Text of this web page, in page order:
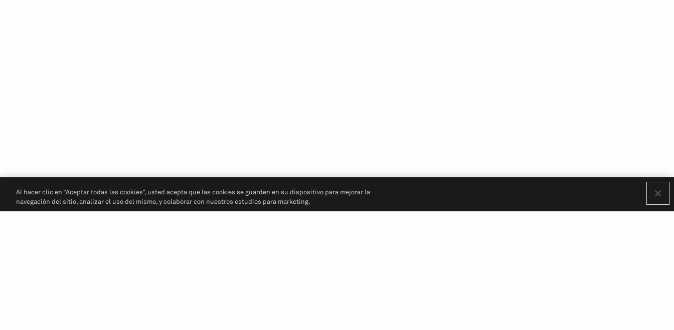
Al hacer clic en “Aceptar todas las cookies”, usted acepta que las cookies se guarden en su dispositivo para mejorar la
navegación del sitio, analizar el uso del mismo, y colaborar con nuestros estudios para marketing.